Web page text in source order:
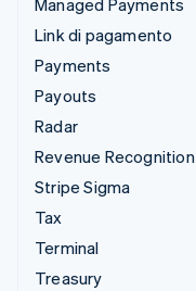
Managed Payments
Link di pagamento
Payments
Payouts
Radar
Revenue Recognition
Stripe Sigma
Tax
Terminal
Treasury